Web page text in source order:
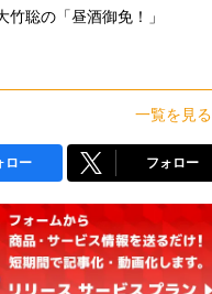
竹聡の「昼酒御免！」
一覧を見る
ロー フォロー